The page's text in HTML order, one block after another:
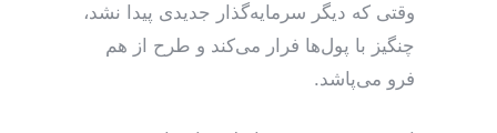
وقتی که دیگر سرمایه‌گذار جدیدی پیدا نشد،
چنگیز با پول‌ها فرار می‌کند و طرح از هم
فرو می‌پاشد.